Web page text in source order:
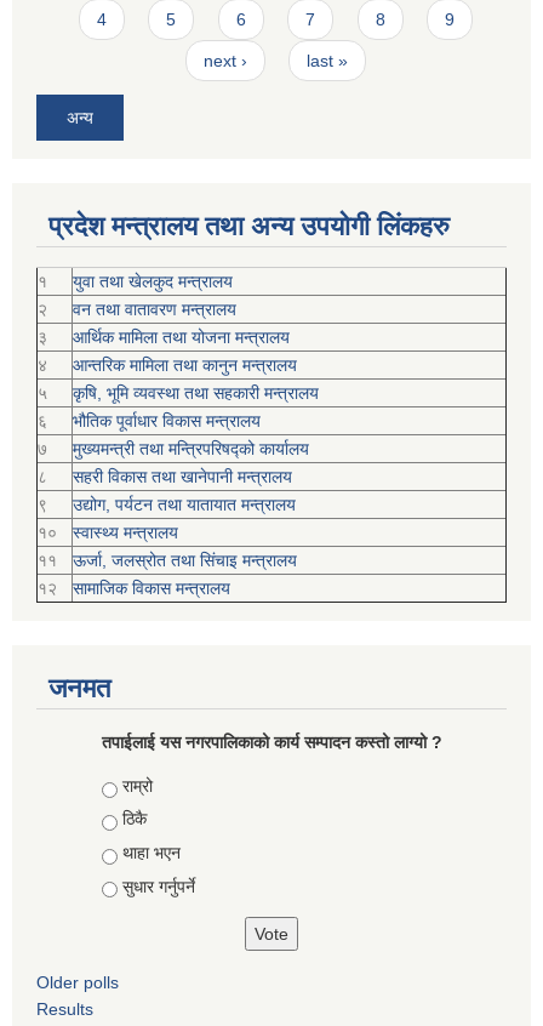
4 5 6 7 8 9
next › last »
अन्य
प्रदेश मन्त्रालय तथा अन्य उपयोगी लिंकहरु
१
युवा तथा खेलकुद मन्त्रालय
२
वन तथा वातावरण मन्त्रालय
३
आर्थिक मामिला तथा योजना मन्त्रालय
४
आन्तरिक मामिला तथा कानुन मन्त्रालय
५
कृषि, भूमि व्यवस्था तथा सहकारी मन्त्रालय
६
भौतिक पूर्वाधार विकास मन्त्रालय
७
मुख्यमन्त्री तथा मन्त्रिपरिषद्को कार्यालय
८
सहरी विकास तथा खानेपानी मन्त्रालय
९
उद्योग, पर्यटन तथा यातायात मन्त्रालय
१०
स्वास्थ्य मन्त्रालय
११
ऊर्जा, जलस्रोत तथा सिंचाइ मन्त्रालय
१२
सामाजिक विकास मन्‍‍त्रालय
जनमत
तपाईलाई यस नगरपालिकाको कार्य सम्पादन कस्तो लाग्यो ?
Choices
राम्रो
ठिकै
थाहा भएन
सुधार गर्नुपर्ने
Older polls
Results